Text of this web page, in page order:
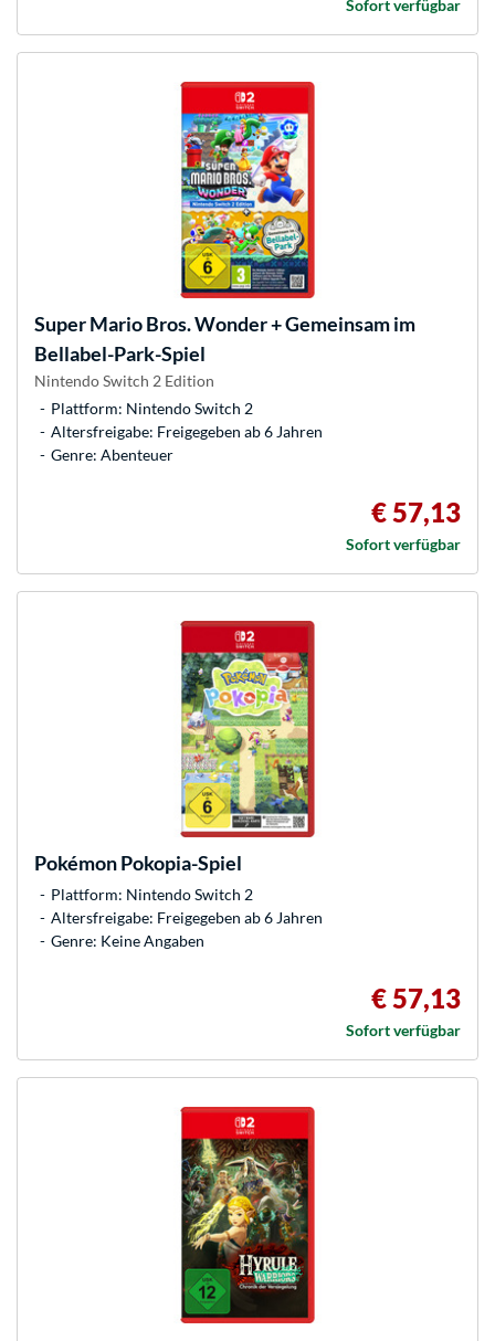
Sofort verfügbar
Super Mario Bros. Wonder + Gemeinsam im
Bellabel-Park-Spiel
Nintendo Switch 2 Edition
Plattform: Nintendo Switch 2
Altersfreigabe: Freigegeben ab 6 Jahren
Genre: Abenteuer
€ 57,13
Sofort verfügbar
Pokémon Pokopia-Spiel
Plattform: Nintendo Switch 2
Altersfreigabe: Freigegeben ab 6 Jahren
Genre: Keine Angaben
€ 57,13
Sofort verfügbar